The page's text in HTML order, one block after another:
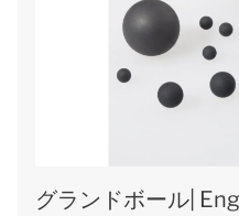
グランドボール|